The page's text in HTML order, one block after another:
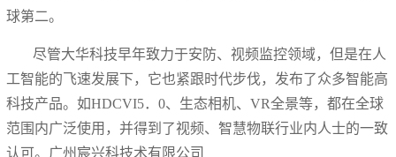
球第二。
尽管大华科技早年致力于安防、视频监控领域，但是在人
工智能的飞速发展下，它也紧跟时代步伐，发布了众多智能高
科技产品。如HDCVI5．0、生态相机、VR全景等，都在全球
范围内广泛使用，并得到了视频、智慧物联行业内人士的一致
认可。广州宸兴科技术有限公司